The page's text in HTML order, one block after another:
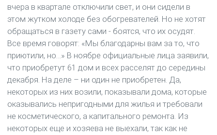
вчера в квартале отключили свет, и они сидели в
этом жутком холоде без обогревателей. Но не хотят
обращаться в газету сами - боятся, что их осудят.
Все время говорят: «Мы благодарны вам за то, что
приютили, но…» В ноябре официальные лица заявили,
что приобретут 61 дом и всех расселят до середины
декабря. На деле – ни один не приобретен. Да,
некоторых из них возили, показывали дома, которые
оказывались непригодными для жилья и требовали
не косметического, а капитального ремонта. Из
некоторых еще и хозяева не выехали, так как не